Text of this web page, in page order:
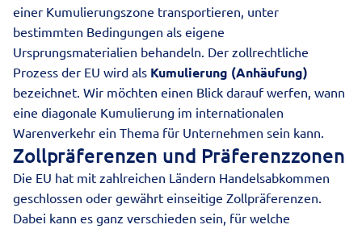
einer Kumulierungszone transportieren, unter
bestimmten Bedingungen als eigene
Ursprungsmaterialien behandeln. Der zollrechtliche
Prozess der EU wird als Kumulierung (Anhäufung)
bezeichnet. Wir möchten einen Blick darauf werfen, wann
eine diagonale Kumulierung im internationalen
Warenverkehr ein Thema für Unternehmen sein kann.
Zollpräferenzen und Präferenzzonen
Die EU hat mit zahlreichen Ländern Handelsabkommen
geschlossen oder gewährt einseitige Zollpräferenzen.
Dabei kann es ganz verschieden sein, für welche